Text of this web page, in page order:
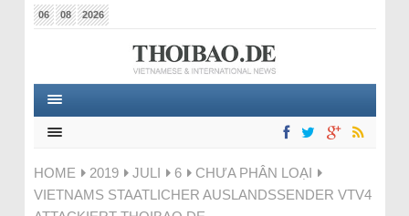
06 08 2026
HOME 2019 JULI 6
CHƯA PHÂN LOẠI
VIETNAMS STAATLICHER AUSLANDSSENDER VTV4